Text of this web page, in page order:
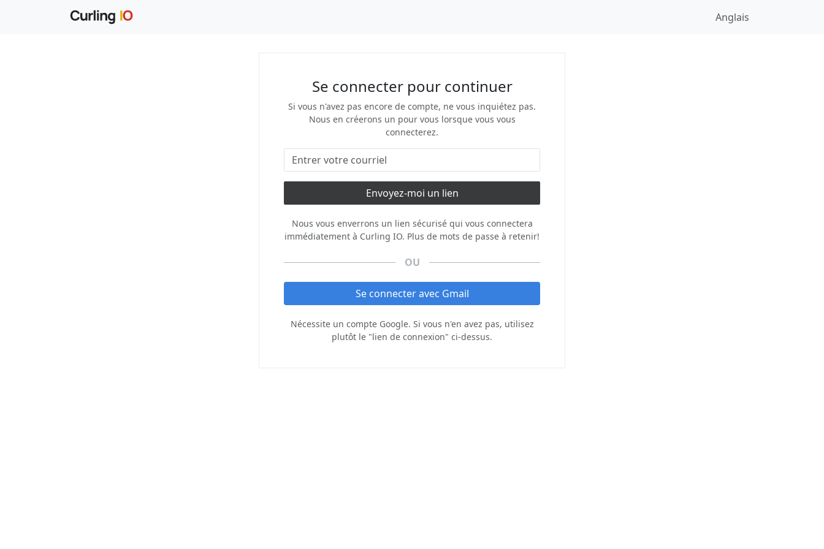
Anglais
Se connecter pour continuer
Si vous n'avez pas encore de compte, ne vous inquiétez pas.
Nous en créerons un pour vous lorsque vous vous
connecterez.
Nous vous enverrons un lien sécurisé qui vous connectera
immédiatement à Curling IO. Plus de mots de passe à retenir!
OU
Se connecter avec Gmail
Nécessite un compte Google. Si vous n'en avez pas, utilisez
plutôt le "lien de connexion" ci‑dessus.